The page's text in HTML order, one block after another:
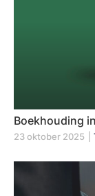
Boekhouding
23 oktober 2025